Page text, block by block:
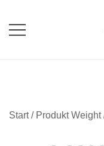
Inhalt
springen
Start/ Produkt Weight